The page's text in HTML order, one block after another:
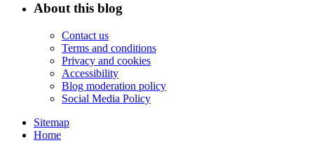
About this blog
Contact us
Terms and conditions
Privacy and cookies
Accessibility
Blog moderation policy
Social Media Policy
Sitemap
Home